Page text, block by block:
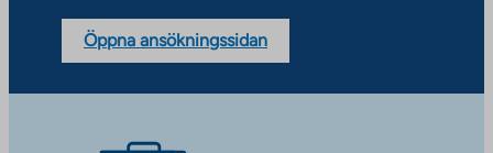
Öppna ansökningssidan